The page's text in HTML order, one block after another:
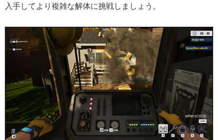
入手してより複雑な解体に挑戦しましょう。